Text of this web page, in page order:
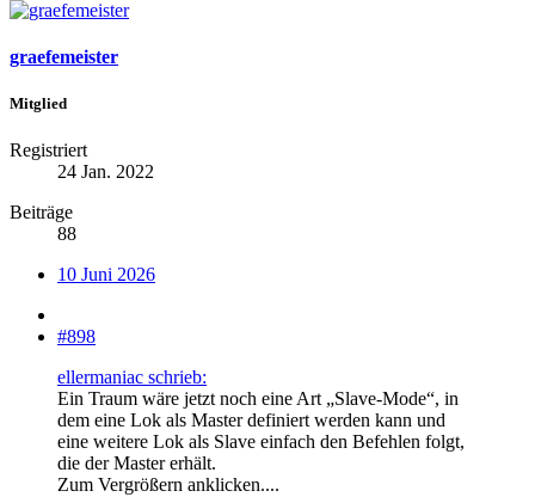
graefemeister
Mitglied
Registriert
24 Jan. 2022
Beiträge
88
10 Juni 2026
#898
ellermaniac schrieb:
Ein Traum wäre jetzt noch eine Art „Slave-Mode“, in
dem eine Lok als Master definiert werden kann und
eine weitere Lok als Slave einfach den Befehlen folgt,
die der Master erhält.
Zum Vergrößern anklicken....